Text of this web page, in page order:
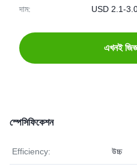
দাম: USD 2.1-
এখনই
স্পেসিফিকেশন
Efficiency: উচ্চ